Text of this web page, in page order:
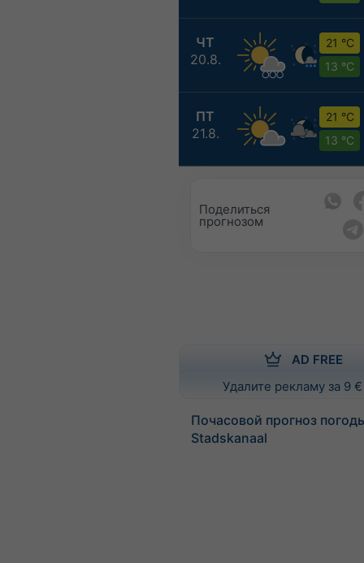
ЧТ
20.8.
21 °C
13 °C
ПТ
21.8.
21 °C
13 °C
Поделиться
прогнозом
AD FREE
Удалите рекламу за 9 €
Почасовой прогноз
Stadskanaal